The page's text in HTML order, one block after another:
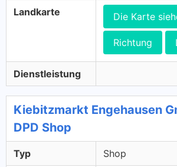
Landkarte Die Karte
Richtung
Dienstleistung
Kiebitzmarkt Engehausen
DPD Shop
Typ Shop